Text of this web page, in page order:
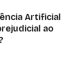
Artificial
ao